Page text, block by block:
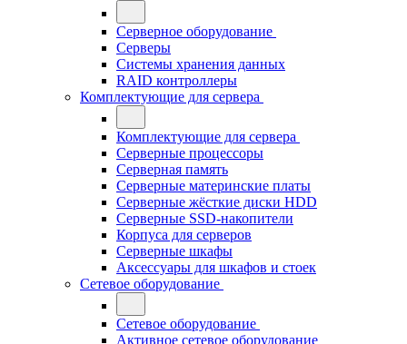
Серверное оборудование
Серверы
Системы хранения данных
RAID контроллеры
Комплектующие для сервера
Комплектующие для сервера
Серверные процессоры
Серверная память
Серверные материнские платы
Серверные жёсткие диски HDD
Серверные SSD-накопители
Корпуса для серверов
Серверные шкафы
Аксессуары для шкафов и стоек
Сетевое оборудование
Сетевое оборудование
Активное сетевое оборудование